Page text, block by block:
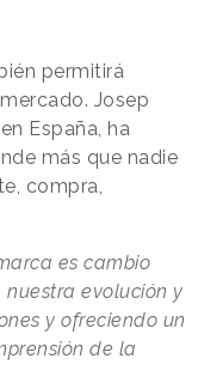
permitirá
Josep
España, ha
más que nadie
compra,
es cambio
evolución y
y ofreciendo un
de la